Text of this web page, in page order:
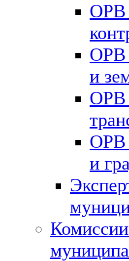
ОРВ
ОРВ
и
ОРВ
ОРВ
и